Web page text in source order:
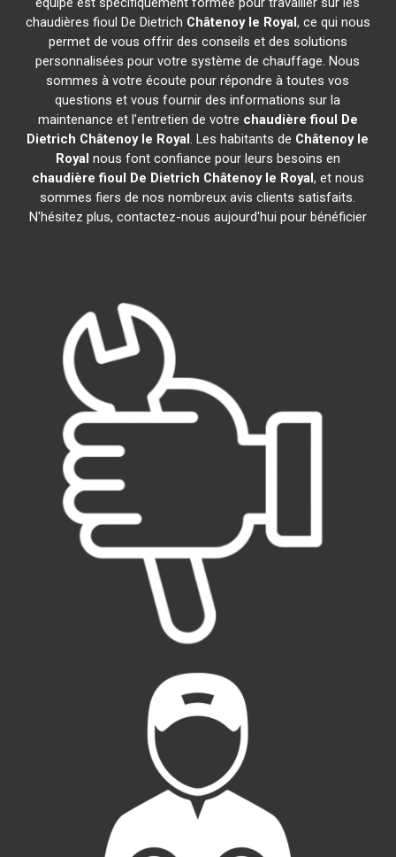
chaudières fioul De Dietrich Châtenoy le Royal, ce qui nous
permet de vous offrir des conseils et des solutions
personnalisées pour votre système de chauffage. Nous
sommes à votre écoute pour répondre à toutes vos
questions et vous fournir des informations sur la
maintenance et l'entretien de votre chaudière fioul De
Dietrich Châtenoy le Royal. Les habitants de Châtenoy le
Royal nous font confiance pour leurs besoins en
chaudière fioul De Dietrich Châtenoy le Royal, et nous
sommes fiers de nos nombreux avis clients satisfaits.
N'hésitez plus, contactez-nous aujourd'hui pour bénéficier